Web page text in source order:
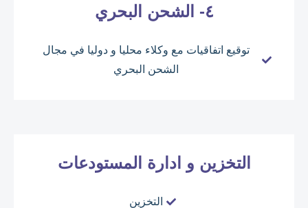
توقيع اتفاقيات مع وكلاء محليا و دوليا في مجال
الشحن البحري
التخزين و ادارة المستودعات
التخزين